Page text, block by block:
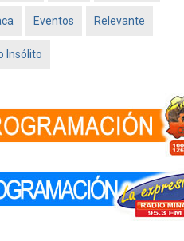
Eventos Relevante
Insólito